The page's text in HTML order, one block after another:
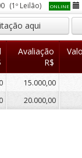
(1º Leilão) ONLINE
aqui
Avaliação
R$
15.000,00
20.000,00